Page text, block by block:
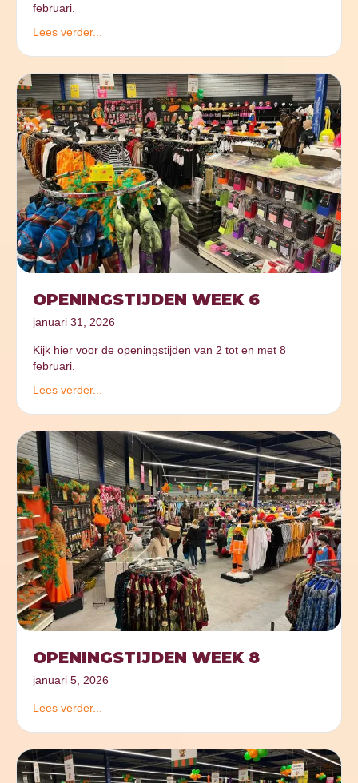
februari.
Lees verder...
OPENINGSTIJDEN WEEK 6
januari 31, 2026
Kijk hier voor de openingstijden van 2 tot en met 8
februari.
Lees verder...
OPENINGSTIJDEN WEEK 8
januari 5, 2026
Lees verder...